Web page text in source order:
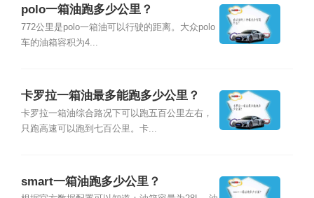
polo一箱油跑多少公里？
772公里是polo一箱油可以行驶的距离。大众polo
车的油箱容积为4...
卡罗拉一箱油最多能跑多少公里？
卡罗拉一箱油综合路况下可以跑五百公里左右，
只跑高速可以跑到七百公里。卡...
smart一箱油跑多少公里？